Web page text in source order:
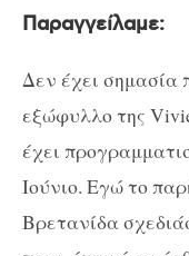
Παραγγείλαμε:
Δεν έχει σημασία
εξώφυλλο της
έχει
Ιούνιο. Εγώ το
Βρετανίδα